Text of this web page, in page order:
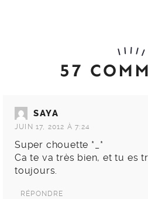
57
SAYA
JUIN 17, 2012 À 7:24
Super chouette *_*
Ca te va très bien, et tu es
toujours.
RÉPONDRE